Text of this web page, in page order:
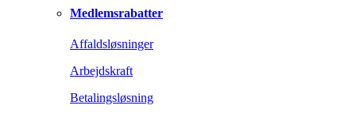
Medlemsrabatter
Affaldsløsninger
Arbejdskraft
Betalingsløsning